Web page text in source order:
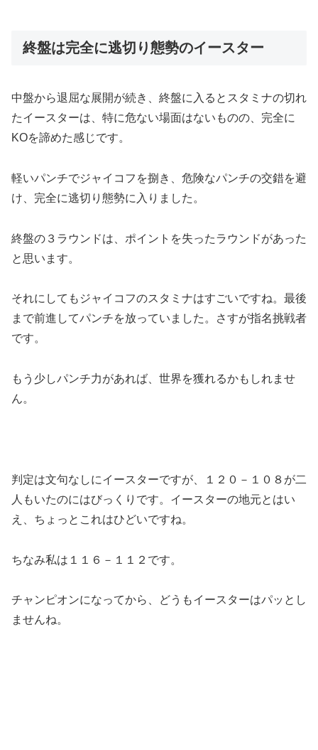
終盤は完全に逃切り態勢のイースター
中盤から退屈な展開が続き、終盤に入るとスタミナの切れ
たイースターは、特に危ない場面はないものの、完全に
KOを諦めた感じです。
軽いパンチでジャイコフを捌き、危険なパンチの交錯を避
け、完全に逃切り態勢に入りました。
終盤の３ラウンドは、ポイントを失ったラウンドがあった
と思います。
それにしてもジャイコフのスタミナはすごいですね。最後
まで前進してパンチを放っていました。さすが指名挑戦者
です。
もう少しパンチ力があれば、世界を獲れるかもしれませ
ん。
判定は文句なしにイースターですが、１２０－１０８が二
人もいたのにはびっくりです。イースターの地元とはい
え、ちょっとこれはひどいですね。
ちなみ私は１１６－１１２です。
チャンピオンになってから、どうもイースターはパッとし
ませんね。